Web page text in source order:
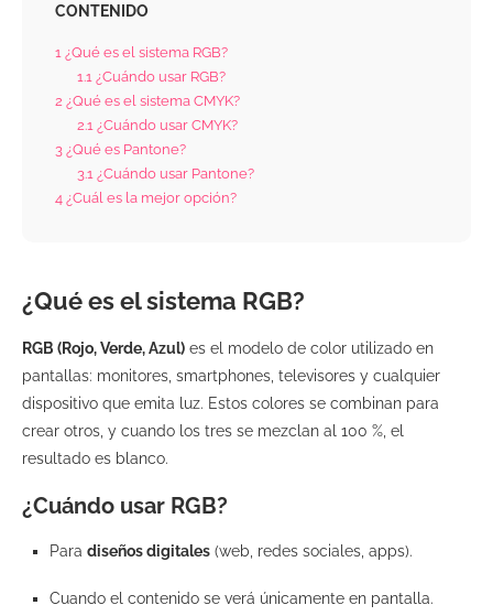
CONTENIDO
1 ¿Qué es el sistema RGB?
1.1 ¿Cuándo usar RGB?
2 ¿Qué es el sistema CMYK?
2.1 ¿Cuándo usar CMYK?
3 ¿Qué es Pantone?
3.1 ¿Cuándo usar Pantone?
4 ¿Cuál es la mejor opción?
¿Qué es el sistema RGB?
RGB (Rojo, Verde, Azul) es el modelo de color utilizado en
pantallas: monitores, smartphones, televisores y cualquier
dispositivo que emita luz. Estos colores se combinan para
crear otros, y cuando los tres se mezclan al 100 %, el
resultado es blanco.
¿Cuándo usar RGB?
Para diseños digitales (web, redes sociales, apps).
Cuando el contenido se verá únicamente en pantalla.